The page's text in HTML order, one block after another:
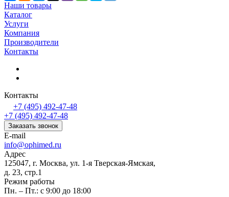
Наши товары
Каталог
Услуги
Компания
Производители
Контакты
Контакты
+7 (495) 492-47-48
+7 (495) 492-47-48
Заказать звонок
E-mail
info@ophimed.ru
Адрес
125047, г. Москва, ул. 1-я Тверская-Ямская,
д. 23, стр.1
Режим работы
Пн. – Пт.: с 9:00 до 18:00